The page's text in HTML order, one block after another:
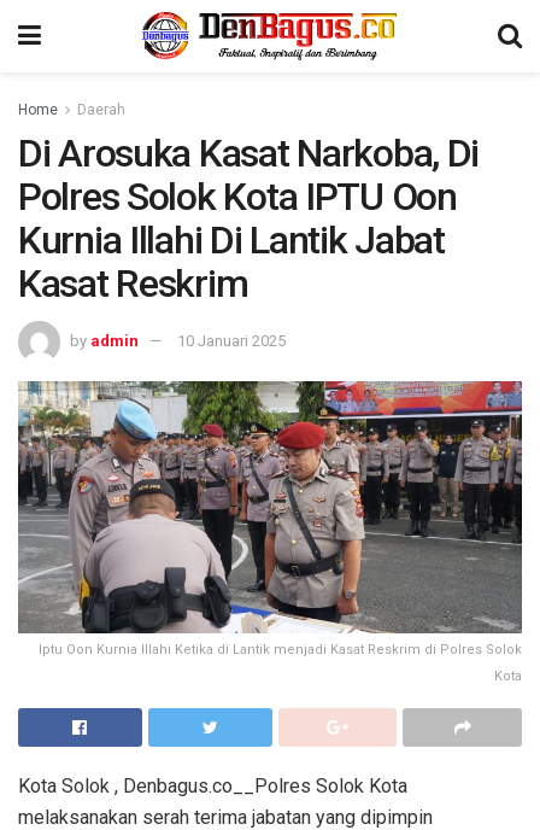
Home Daerah
Di Arosuka Kasat Narkoba, Di
Polres Solok Kota IPTU Oon
Kurnia Illahi Di Lantik Jabat
Kasat Reskrim
by admin 10 Januari 2025
Iptu Oon Kurnia Illahi Ketika di Lantik menjadi Kasat Reskrim di Polres Solok
Kota
Kota Solok , Denbagus.co__Polres Solok Kota
melaksanakan serah terima jabatan yang dipimpin